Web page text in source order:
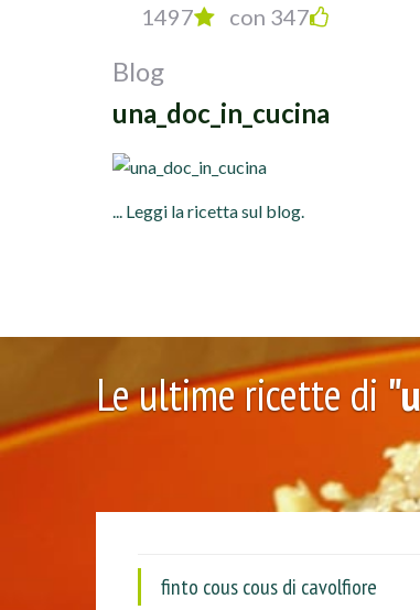
1497 con 347
Blog
una_doc_in_cucina
... Leggi la ricetta sul blog.
Le ultime ricette di
finto cous cous di cavolfiore